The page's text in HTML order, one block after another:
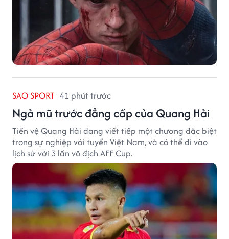
SAO SPORT 41 phút trước
Ngả mũ trước đẳng cấp của Quang Hải
Tiền vệ Quang Hải đang viết tiếp một chương đặc biệt
trong sự nghiệp với tuyển Việt Nam, và có thể đi vào
lịch sử với 3 lần vô địch AFF Cup.